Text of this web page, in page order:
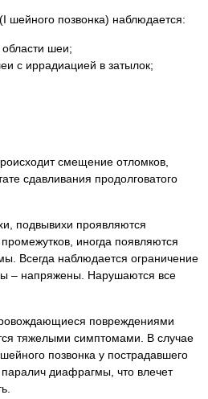
шейного позвонка) наблюдается:
шеи;
с иррадиацией в затылок;
смещение отломков,
сдавливания продолговатого
подвывихи проявляются
иногда появляются
Всегда наблюдается ограничение
– напряжены. Нарушаются все
повреждениями
тяжелыми симптомами. В случае
позвонка у пострадавшего
диафрагмы, что влечет